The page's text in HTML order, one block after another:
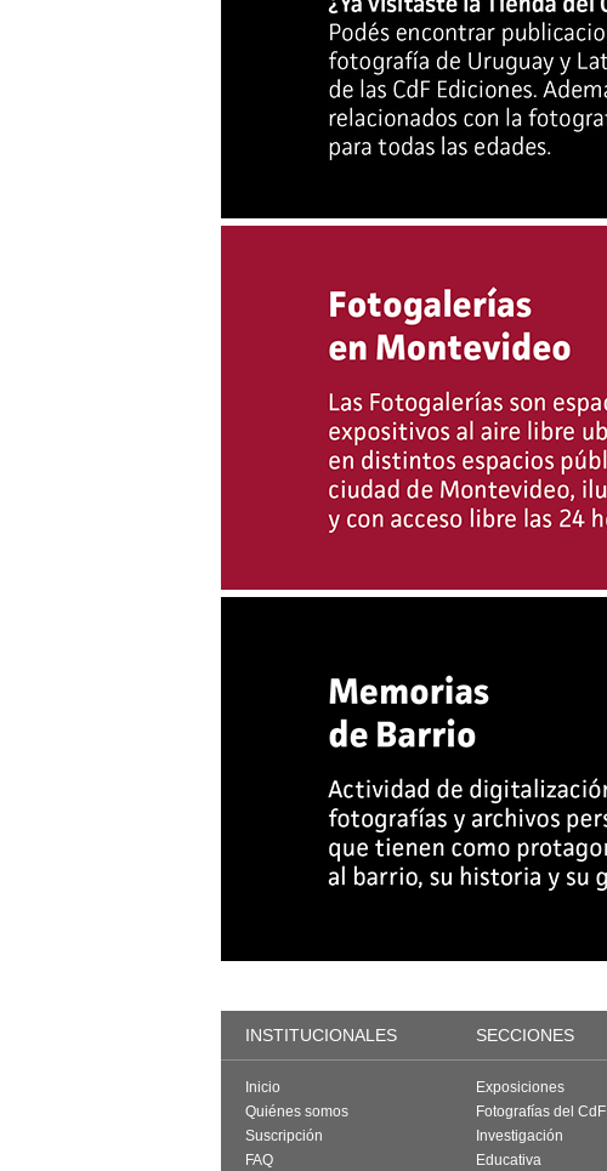
INSTITUCIONALES SECCIONES
Inicio
Quiénes somos
Suscripción
FAQ
Exposiciones
Fotografías del CdF
Investigación
Educativa